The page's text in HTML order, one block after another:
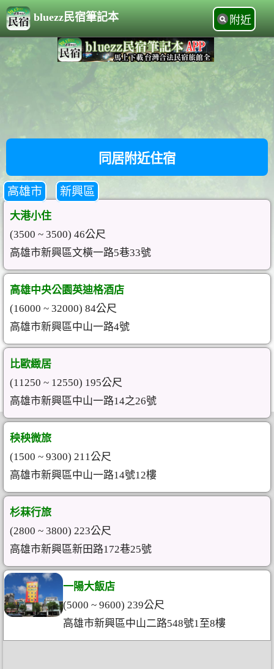
bluezz民宿筆記本 附近
同居附近住宿
高雄市 新興區
大港小住
(3500 ~ 3500) 46公尺
高雄市新興區文橫一路5巷33號
高雄中央公園英迪格酒店
(16000 ~ 32000) 84公尺
高雄市新興區中山一路4號
比歐緻居
(11250 ~ 12550) 195公尺
高雄市新興區中山一路14之26號
秧秧微旅
(1500 ~ 9300) 211公尺
高雄市新興區中山一路14號12樓
杉菻行旅
(2800 ~ 3800) 223公尺
高雄市新興區新田路172巷25號
一陽大飯店
(5000 ~ 9600) 239公尺
高雄市新興區中山二路548號1至8樓